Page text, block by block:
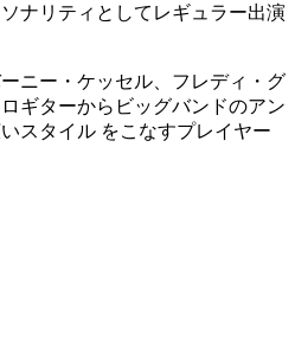
ナリティとしてレギュラー出演
ニー・ケッセル、フレディ・グ
ギターからビッグバンドのアン
スタイル をこなすプレイヤー